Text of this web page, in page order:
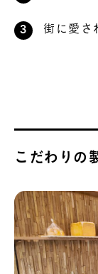
街に愛さ
こだわりの